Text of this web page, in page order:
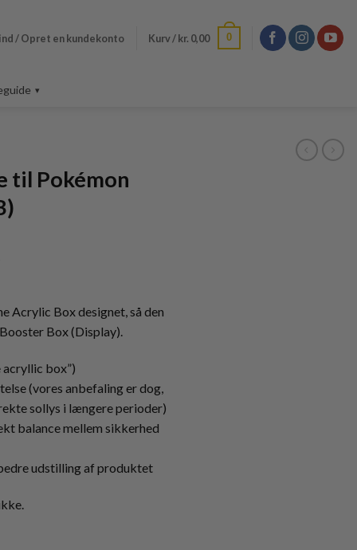
/ Opret en kundekonto Kurv /kr. 0,00 0
til Pokémon
er:
kr. 169,95.
Acrylic Box designet, så den
Box (Display).
acryllic box”)
(vores anbefaling er dog,
sollys i længere perioder)
balance mellem sikkerhed
udstilling af produktet